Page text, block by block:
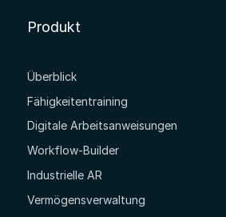
Produkt
Überblick
Fähigkeitentraining
Digitale Arbeitsanweisungen
Workflow-Builder
Industrielle AR
Vermögensverwaltung